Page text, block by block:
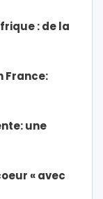
: de la
France:
une
« avec